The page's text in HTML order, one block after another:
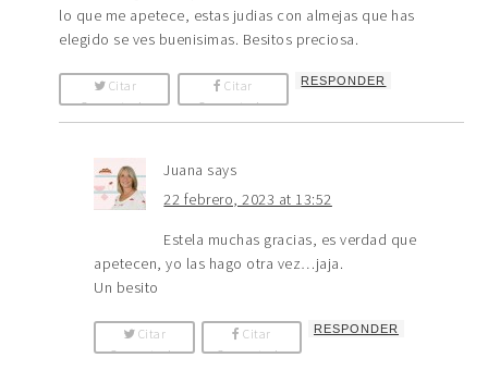
lo que me apetece, estas judias con almejas que has
elegido se ves buenisimas. Besitos preciosa.
Citar
Comentario
Citar
Comentario
RESPONDER
Juana says
22 febrero, 2023 at 13:52
Estela muchas gracias, es verdad que
apetecen, yo las hago otra vez…jaja.
Un besito
Citar
Comentario
Citar
Comentario
RESPONDER